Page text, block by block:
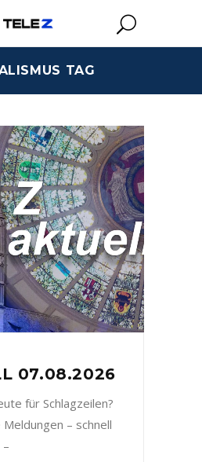
TAG
07.08.2026
für Schlagzeilen?
– schnell